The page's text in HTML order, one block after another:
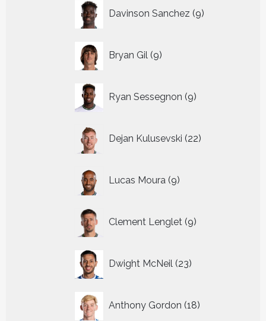
Davinson Sanchez 9
producten
Bryan Gil 9
producten
Ryan Sessegnon 9
producten
Dejan Kulusevski 22
producten
Lucas Moura 9
producten
Clement Lenglet 9
producten
Dwight McNeil 23
producten
Anthony Gordon 18
producten